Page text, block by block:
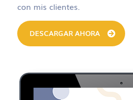
con mis clientes.
DESCARGAR AHORA